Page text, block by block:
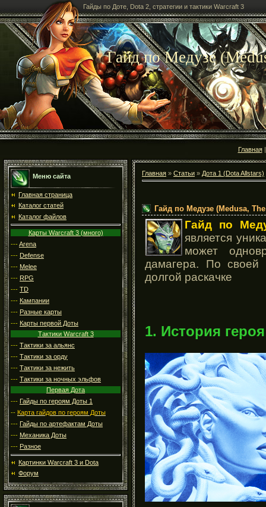
Гайды по Доте, Dota 2, стратегии и тактики Warcraft 3
Гайд по Медузе
Главная
Меню сайта
Главная страница
Каталог статей
Каталог файлов
Карты Warcraft 3 (много)
---Arena
--- Defense
--- Melee
--- RPG
--- TD
--- Кампании
--- Разные карты
--- Карты первой Доты
Тактики Warcraft 3
--- Тактики за альянс
--- Тактики за орду
--- Тактики за нежить
--- Тактики за ночных эльфов
Первая Дота
--- Гайды по героям Доты 1
-- Карта гайдов по героям Доты
--- Гайды по артефактам Доты
--- Механика Доты
--- Разное
Картинки Warcraft 3 и Dota
Форум
Главная » Статьи » Дота 1 (Dota Allstars)
Гайд по Медузе (Medusa,
Гайд по
является
может
дамагера. По своей
долгой раскачке
1. История героя